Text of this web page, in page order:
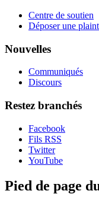
Centre de soutien
Déposer une
Nouvelles
Communiqués
Discours
Restez branchés
Facebook
Fils RSS
Twitter
YouTube
Pied de page